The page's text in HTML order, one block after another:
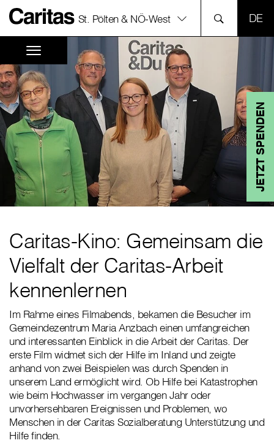
St. Pölten & NÖ-West
JETZT SPENDEN
Caritas-Kino: Gemeinsam die
Vielfalt der Caritas-Arbeit
kennenlernen
Im Rahme eines Filmabends, bekamen die Besucher im
Gemeindezentrum Maria Anzbach einen umfangreichen
und interessanten Einblick in die Arbeit der Caritas. Der
erste Film widmet sich der Hilfe im Inland und zeigte
anhand von zwei Beispielen was durch Spenden in
unserem Land ermöglicht wird. Ob Hilfe bei Katastrophen
wie beim Hochwasser im vergangen Jahr oder
unvorhersehbaren Ereignissen und Problemen, wo
Menschen in der Caritas Sozialberatung Unterstützung und
Hilfe finden.